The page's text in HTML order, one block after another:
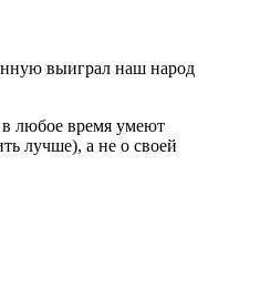
выиграл наш народ
в любое время умеют
лучше), а не о своей